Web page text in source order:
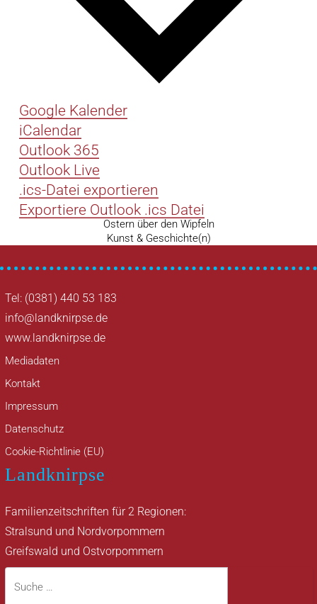
Google Kalender
iCalendar
Outlook 365
Outlook Live
.ics-Datei exportieren
Exportiere Outlook .ics Datei
Beitragsnavigation
Vorheriger
Beitrag
Ostern über den Wipfeln
Nächster
Kunst & Geschichte(n)
Tel: (0381) 440 53 183
info@landknirpse.de
www.landknirpse.de
Mediadaten
Kontakt
Impressum
Datenschutz
Cookie-Richtlinie (EU)
Landknirpse
Familienzeitschriften für 2 Regionen:
Stralsund und Nordvorpommern
Greifswald und Ostvorpommern
Suche